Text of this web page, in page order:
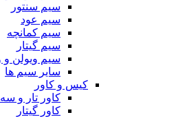
سیم سنتور
سیم عود
سیم کمانچه
سیم گیتار
سیم ویولن و
سایر سیم ها
کیس و کاور
کاور تار و سه
کاور گیتار